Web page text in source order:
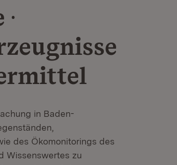
in Baden-
des Ökomonitorings des
Wissenswertes zu